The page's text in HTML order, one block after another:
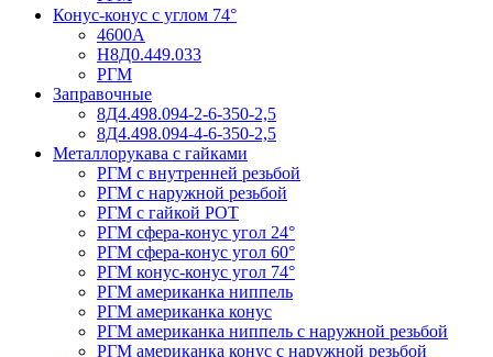
Конус-конус с углом 74°
4600А
Н8Д0.449.033
РГМ
Заправочные
8Д4.498.094-2-6-350-2,5
8Д4.498.094-4-6-350-2,5
Металлорукава с гайками
РГМ с внутренней резьбой
РГМ с наружной резьбой
РГМ с гайкой РОТ
РГМ сфера-конус угол 24°
РГМ сфера-конус угол 60°
РГМ конус-конус угол 74°
РГМ американка ниппель
РГМ американка конус
РГМ американка ниппель с наружной резьбой
РГМ американка конус с наружной резьбой